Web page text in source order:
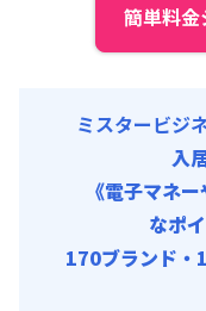
寝具/リネン関連 : 5,500
簡単料金
ミスタービジ
入
《電子マネ
なポ
170ブランド・